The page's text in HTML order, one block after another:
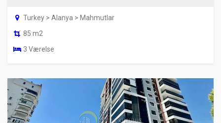
Turkey > Alanya > Mahmutlar
85 m2
3 Værelse